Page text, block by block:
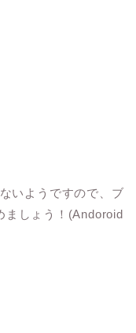
いようですので、ブ
ましょう！(Andoroid